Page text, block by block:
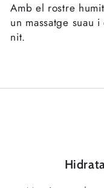
Amb el rostre
un massatge suau
nit.